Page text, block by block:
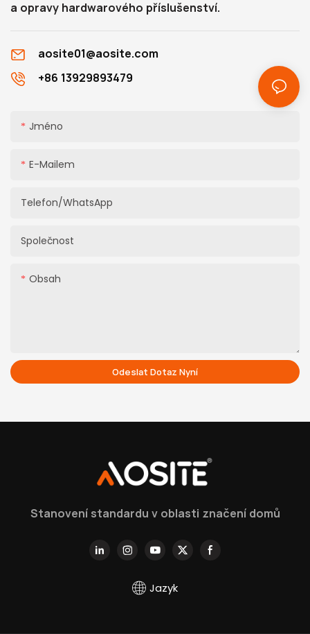
a opravy hardwarového příslušenství.
aosite01@aosite.com
+86 13929893479
Jméno
E-Mailem
Telefon/WhatsApp
Společnost
Obsah
Odeslat Dotaz Nyní
Stanovení standardu v oblasti značení domů
Jazyk